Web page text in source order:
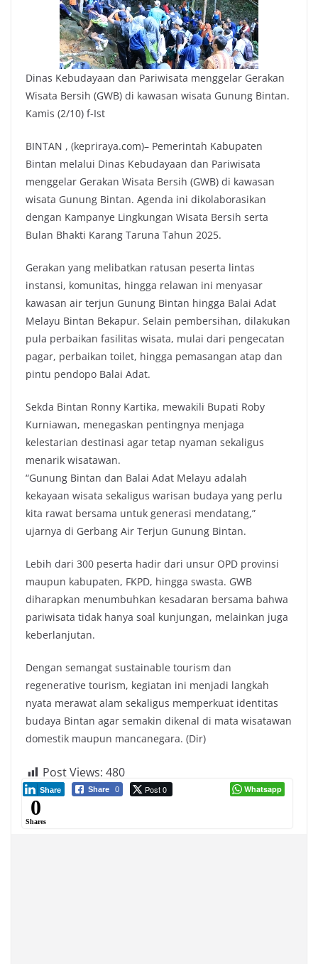
Dinas Kebudayaan dan Pariwisata menggelar Gerakan
Wisata Bersih (GWB) di kawasan wisata Gunung Bintan.
Kamis (2/10) f-Ist
BINTAN , (kepriraya.com)– Pemerintah Kabupaten
Bintan melalui Dinas Kebudayaan dan Pariwisata
menggelar Gerakan Wisata Bersih (GWB) di kawasan
wisata Gunung Bintan. Agenda ini dikolaborasikan
dengan Kampanye Lingkungan Wisata Bersih serta
Bulan Bhakti Karang Taruna Tahun 2025.
Gerakan yang melibatkan ratusan peserta lintas
instansi, komunitas, hingga relawan ini menyasar
kawasan air terjun Gunung Bintan hingga Balai Adat
Melayu Bintan Bekapur. Selain pembersihan, dilakukan
pula perbaikan fasilitas wisata, mulai dari pengecatan
pagar, perbaikan toilet, hingga pemasangan atap dan
pintu pendopo Balai Adat.
Sekda Bintan Ronny Kartika, mewakili Bupati Roby
Kurniawan, menegaskan pentingnya menjaga
kelestarian destinasi agar tetap nyaman sekaligus
menarik wisatawan.
“Gunung Bintan dan Balai Adat Melayu adalah
kekayaan wisata sekaligus warisan budaya yang perlu
kita rawat bersama untuk generasi mendatang,”
ujarnya di Gerbang Air Terjun Gunung Bintan.
Lebih dari 300 peserta hadir dari unsur OPD provinsi
maupun kabupaten, FKPD, hingga swasta. GWB
diharapkan menumbuhkan kesadaran bersama bahwa
pariwisata tidak hanya soal kunjungan, melainkan juga
keberlanjutan.
Dengan semangat sustainable tourism dan
regenerative tourism, kegiatan ini menjadi langkah
nyata merawat alam sekaligus memperkuat identitas
budaya Bintan agar semakin dikenal di mata wisatawan
domestik maupun mancanegara. (Dir)
Post Views: 480
Share 0 Post 0
Share Whatsapp
0
Shares